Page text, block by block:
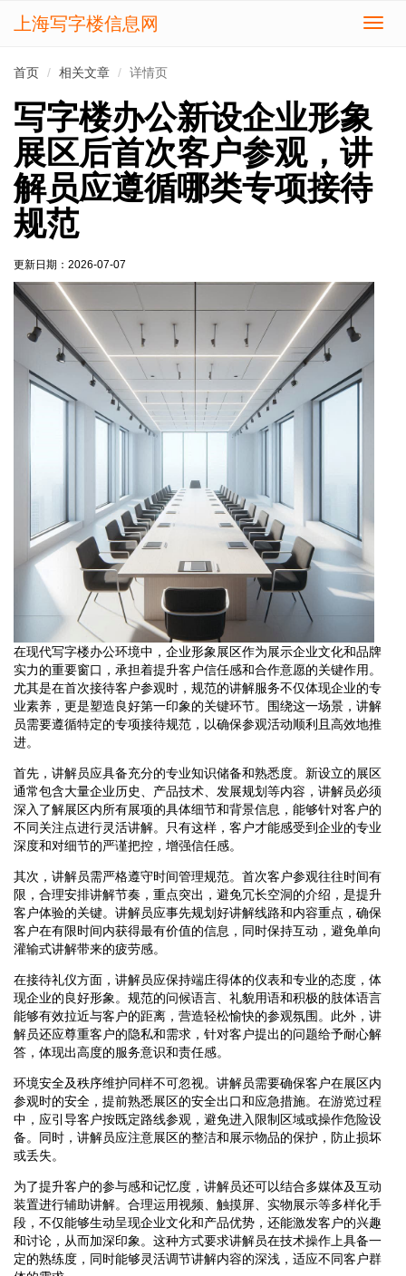
切
上海写字楼信息网
首页 相关文章 详情页
写字楼办公新设企业形象
展区后首次客户参观，讲
解员应遵循哪类专项接待
规范
更新日期： 2026-07-07
在现代写字楼办公环境中，企业形象展区作为展示企业文化和品牌
实力的重要窗口，承担着提升客户信任感和合作意愿的关键作用。
尤其是在首次接待客户参观时，规范的讲解服务不仅体现企业的专
业素养，更是塑造良好第一印象的关键环节。围绕这一场景，讲解
员需要遵循特定的专项接待规范，以确保参观活动顺利且高效地推
进。
首先，讲解员应具备充分的专业知识储备和熟悉度。新设立的展区
通常包含大量企业历史、产品技术、发展规划等内容，讲解员必须
深入了解展区内所有展项的具体细节和背景信息，能够针对客户的
不同关注点进行灵活讲解。只有这样，客户才能感受到企业的专业
深度和对细节的严谨把控，增强信任感。
其次，讲解员需严格遵守时间管理规范。首次客户参观往往时间有
限，合理安排讲解节奏，重点突出，避免冗长空洞的介绍，是提升
客户体验的关键。讲解员应事先规划好讲解线路和内容重点，确保
客户在有限时间内获得最有价值的信息，同时保持互动，避免单向
灌输式讲解带来的疲劳感。
在接待礼仪方面，讲解员应保持端庄得体的仪表和专业的态度，体
现企业的良好形象。规范的问候语言、礼貌用语和积极的肢体语言
能够有效拉近与客户的距离，营造轻松愉快的参观氛围。此外，讲
解员还应尊重客户的隐私和需求，针对客户提出的问题给予耐心解
答，体现出高度的服务意识和责任感。
环境安全及秩序维护同样不可忽视。讲解员需要确保客户在展区内
参观时的安全，提前熟悉展区的安全出口和应急措施。在游览过程
中，应引导客户按既定路线参观，避免进入限制区域或操作危险设
备。同时，讲解员应注意展区的整洁和展示物品的保护，防止损坏
或丢失。
为了提升客户的参与感和记忆度，讲解员还可以结合多媒体及互动
装置进行辅助讲解。合理运用视频、触摸屏、实物展示等多样化手
段，不仅能够生动呈现企业文化和产品优势，还能激发客户的兴趣
和讨论，从而加深印象。这种方式要求讲解员在技术操作上具备一
定的熟练度，同时能够灵活调节讲解内容的深浅，适应不同客户群